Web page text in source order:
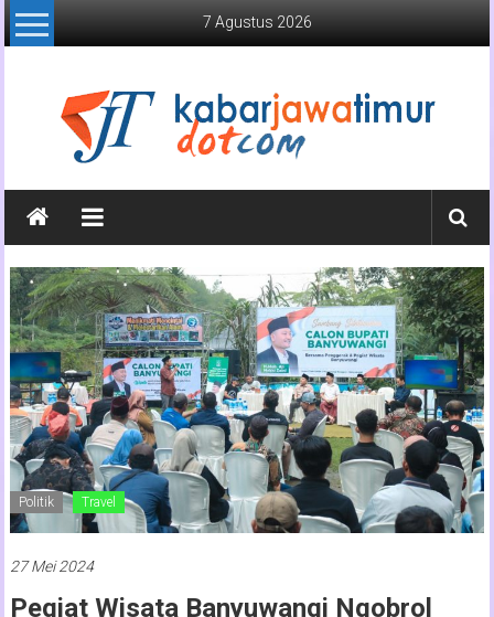
Lompat
ke
7 Agustus 2026
Kabar
Jawa
Timur
Media
Online
Jawa
Timur
Politik Travel
27 Mei 2024
Pegiat Wisata Banyuwangi Ngobrol